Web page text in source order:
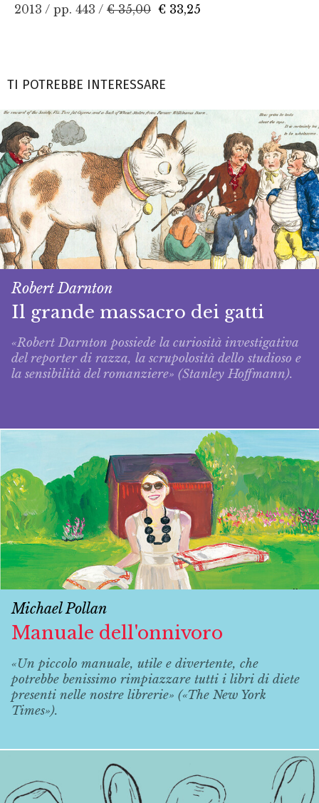
2013 / pp. 443 / € 35,00 € 33,25
TI POTREBBE INTERESSARE
Robert Darnton
Il grande massacro dei gatti
«Robert Darnton possiede la curiosità investigativa
del reporter di razza, la scrupolosità dello studioso e
la sensibilità del romanziere» (Stanley Hoffmann).
Michael Pollan
Manuale dell'onnivoro
«Un piccolo manuale, utile e divertente, che
potrebbe benissimo rimpiazzare tutti i libri di diete
presenti nelle nostre librerie» («The New York
Times»).